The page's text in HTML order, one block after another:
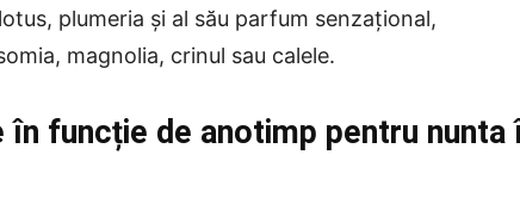
plumeria și al său parfum senzațional,
magnolia, crinul sau calele.
funcție de anotimp pentru nunta